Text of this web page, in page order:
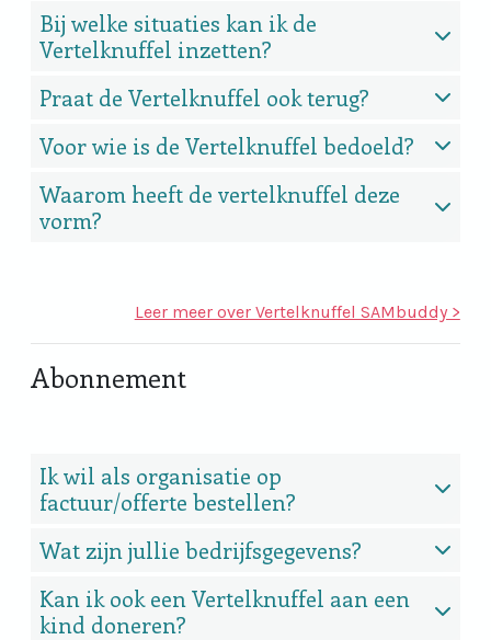
Bij welke situaties kan ik de
Vertelknuffel inzetten?
Praat de Vertelknuffel ook terug?
Voor wie is de Vertelknuffel bedoeld?
Waarom heeft de vertelknuffel deze
vorm?
Leer meer over Vertelknuffel SAMbuddy>
Abonnement
Ik wil als organisatie op
factuur/offerte bestellen?
Wat zijn jullie bedrijfsgegevens?
Kan ik ook een Vertelknuffel aan een
kind doneren?